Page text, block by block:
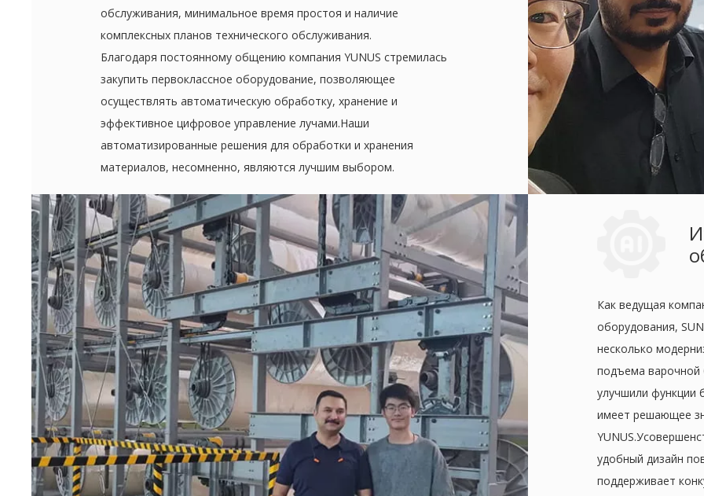
обслуживания, минимальное время простоя и наличие
комплексных планов технического обслуживания.
Благодаря постоянному общению компания YUNUS стремилась
закупить первоклассное оборудование, позволяющее
осуществлять автоматическую обработку, хранение и
эффективное цифровое управление лучами.Наши
автоматизированные решения для обработки и хранения
материалов, несомненно, являются лучшим выбором.
Как ведущая
оборудования,
несколько
подъема варочной
улучшили функции
имеет решающее
удобный дизайн
поддерживает